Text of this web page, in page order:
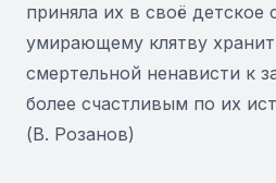
приняла их в своё детское
умирающему клятву
смертельной ненависти к
более счастливым по их
(В. Розанов)